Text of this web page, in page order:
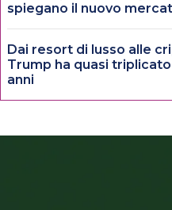
spiegano il nuovo
Dai resort di lusso alle
Trump ha quasi
anni